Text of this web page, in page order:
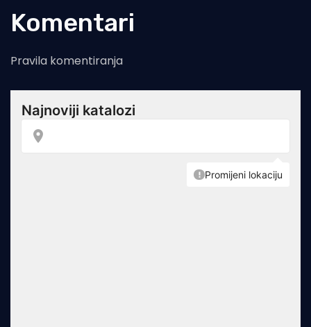
Komentari
Pravila komentiranja